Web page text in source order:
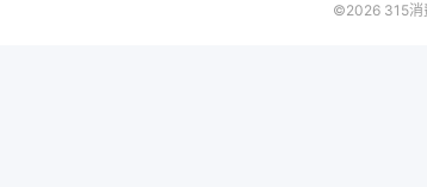
©2026 315消